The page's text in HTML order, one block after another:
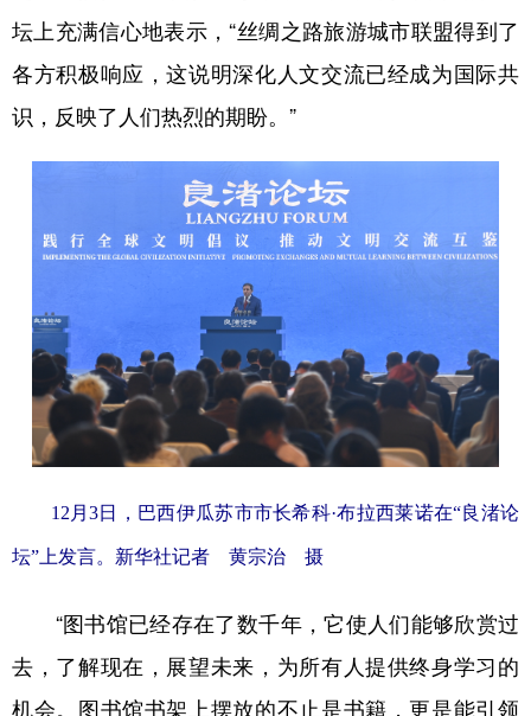
山东 河南
贵州 云南
陕西 甘肃 青海 宁夏
多语种频道
English Español Français عربى
Deutsch Português
坛上充满信心地表示，“丝绸之路旅游城市联盟得到了
各方积极响应，这说明深化人文交流已经成为国际共
识，反映了人们热烈的期盼。”
12月3日，巴西伊瓜苏市市长希科·布拉西莱诺在“良渚论
坛”上发言。新华社记者 黄宗治 摄
“图书馆已经存在了数千年，它使人们能够欣赏过
去，了解现在，展望未来，为所有人提供终身学习的
机会。图书馆书架上摆放的不止是书籍，更是能引领